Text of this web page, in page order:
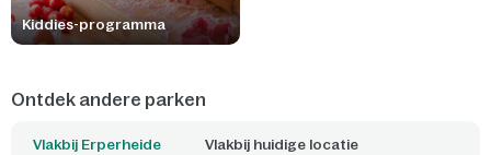
Kiddies-programma
Ontdek andere parken
Vlakbij Erperheide Vlakbij huidige locatie